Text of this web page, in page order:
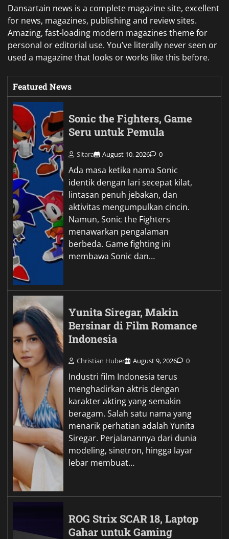
Dansartain news is a complete magazine site, excellent
for news, magazines, publishing and review sites.
Amazing, fast-loading modern magazines theme for
personal or editorial use. You’ve literally never seen or
used a magazine that looks or works like this before.
Featured News
Sonic the Fighters, Game
Seru untuk Pemula
Sitara August 10, 2026 0
Ada masa ketika nama Sonic
identik dengan lari secepat kilat,
lintasan penuh jebakan, dan
aktivitas mengumpulkan cincin.
Namun, Sonic the Fighters
menawarkan pengalaman
berbeda. Game fighting ini
membawa Sonic dan…
Yunita Siregar, Makin
Bersinar di Film Romance
Indonesia
Christian Huber August 9, 2026 0
Industri film Indonesia terus
menghadirkan aktris dengan
karakter akting yang semakin
beragam. Salah satu nama yang
menarik perhatian adalah Yunita
Siregar. Perjalanannya dari dunia
modeling, sinetron, hingga layar
lebar membuat…
ROG Strix SCAR 18, Laptop
Gahar untuk Gaming